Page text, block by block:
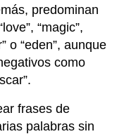
predominan
“magic”,
o “eden”, aunque
como
frases de
palabras sin